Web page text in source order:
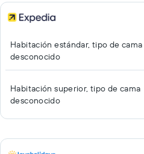
Habitación estándar, tipo de cama
desconocido
Habitación superior, tipo de cama
desconocido